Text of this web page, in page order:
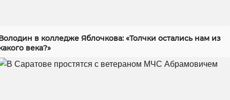
в колледже Яблочкова: «Толчки остались нам из
века?»